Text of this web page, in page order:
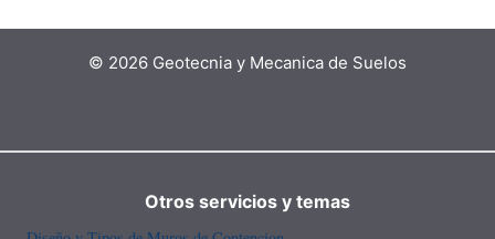
© 2026 Geotecnia y Mecanica de Suelos
Otros servicios y temas